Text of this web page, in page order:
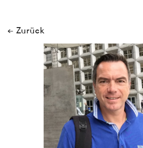
← Zurück